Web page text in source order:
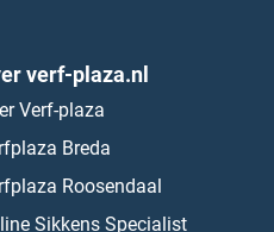
verf-plaza.nl
Verf-plaza
Breda
Roosendaal
Sikkens Specialist